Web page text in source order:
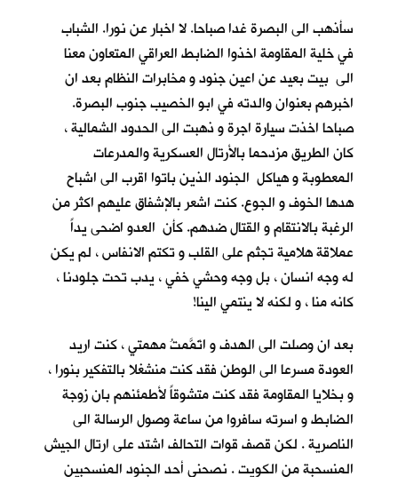
سأذهب الى البصرة غدا صباحا. لا اخبار عن نورا. الشباب
في خلية المقاومة اخذوا الضابط العراقي المتعاون معنا
الى بيت بعيد عن اعين جنود و مخابرات النظام بعد ان
اخبرهم بعنوان والدته في ابو الخصيب جنوب البصرة.
صباحا اخذت سيارة اجرة و ذهبت الى الحدود الشمالية ،
كان الطريق مزدحما بالأرتال العسكرية والمدرعات
المعطوبة و هياكل الجنود الذين باتوا اقرب الى اشباح
هدها الخوف و الجوع. كنت اشعر بالإشفاق عليهم اكثر من
الرغبة بالانتقام و القتال ضدهم. كأن العدو اضحى يداً
عملاقة هلامية تجثم على القلب و تكتم الانفاس ، لم يكن
له وجه انسان ، بل وجه وحشي خفي ، يدب تحت جلودنا ،
كانه منا ، و لكنه لا ينتمي الينا!
بعد ان وصلت الى الهدف و اتَمَّمتُ مهمتي ، كنت اريد
العودة مسرعا الى الوطن فقد كنت منشغلا بالتفكير بنورا ،
و بخلايا المقاومة فقد كنت متشوقاً لأطمئنهم بان زوجة
الضابط و اسرته سافروا من ساعة وصول الرسالة الى
الناصرية . لكن قصف قوات التحالف اشتد على ارتال الجيش
المنسحبة من الكويت . نصحني أحد الجنود المنسحبين